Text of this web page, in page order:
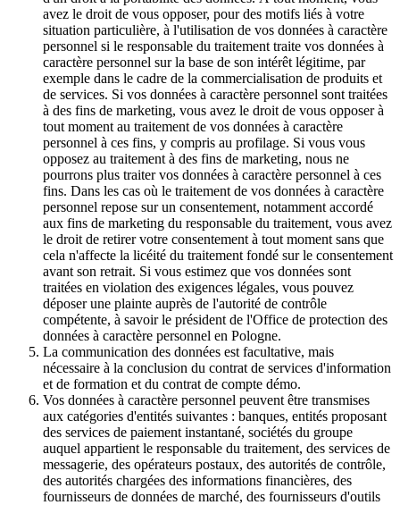
avez le droit de vous opposer, pour des motifs liés à votre
situation particulière, à l'utilisation de vos données à caractère
personnel si le responsable du traitement traite vos données à
caractère personnel sur la base de son intérêt légitime, par
exemple dans le cadre de la commercialisation de produits et
de services. Si vos données à caractère personnel sont traitées
à des fins de marketing, vous avez le droit de vous opposer à
tout moment au traitement de vos données à caractère
personnel à ces fins, y compris au profilage. Si vous vous
opposez au traitement à des fins de marketing, nous ne
pourrons plus traiter vos données à caractère personnel à ces
fins. Dans les cas où le traitement de vos données à caractère
personnel repose sur un consentement, notamment accordé
aux fins de marketing du responsable du traitement, vous avez
le droit de retirer votre consentement à tout moment sans que
cela n'affecte la licéité du traitement fondé sur le consentement
avant son retrait. Si vous estimez que vos données sont
traitées en violation des exigences légales, vous pouvez
déposer une plainte auprès de l'autorité de contrôle
compétente, à savoir le président de l'Office de protection des
données à caractère personnel en Pologne.
La communication des données est facultative, mais
nécessaire à la conclusion du contrat de services d'information
et de formation et du contrat de compte démo.
Vos données à caractère personnel peuvent être transmises
aux catégories d'entités suivantes : banques, entités proposant
des services de paiement instantané, sociétés du groupe
auquel appartient le responsable du traitement, des services de
messagerie, des opérateurs postaux, des autorités de contrôle,
des autorités chargées des informations financières, des
fournisseurs de données de marché, des fournisseurs d'outils